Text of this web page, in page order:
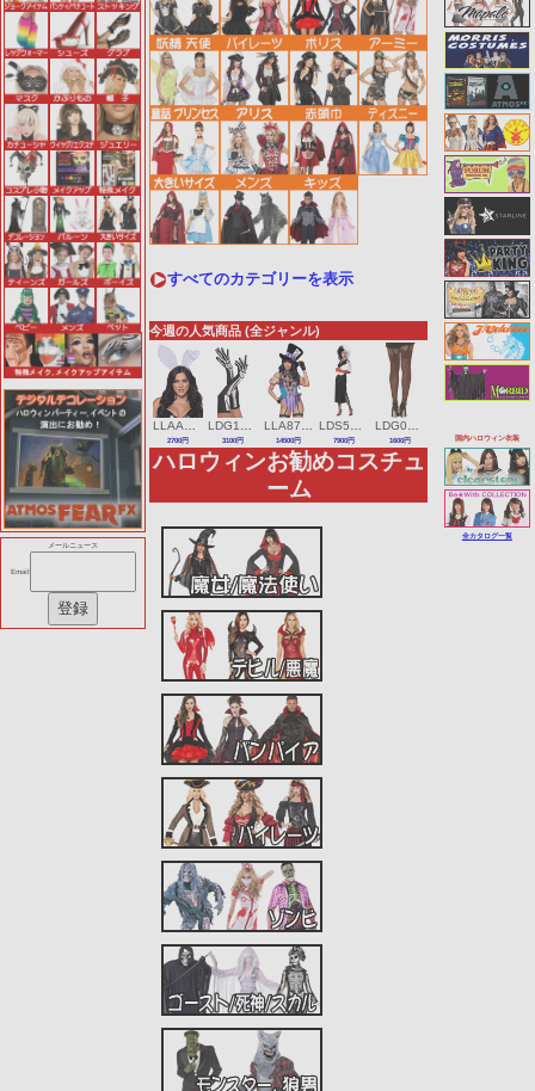
メールニュース
Email
国内ハロウィン衣装
全カタログ一覧
すべてのカテゴリーを表示
今週の人気商品 (全ジャンル)
2700円 3100円 14500円 7900円 1600円
ハロウィンお勧めコスチュ
ーム